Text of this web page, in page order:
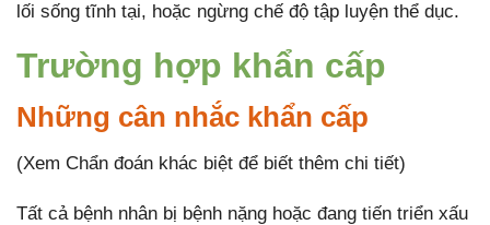
lối sống tĩnh tại, hoặc ngừng chế độ tập luyện thể dục.
Trường hợp khẩn cấp
Những cân nhắc khẩn cấp
(Xem Chẩn đoán khác biệt để biết thêm chi tiết)
Tất cả bệnh nhân bị bệnh nặng hoặc đang tiến triển xấu